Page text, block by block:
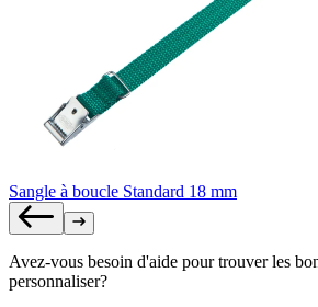
Sangle à boucle Standard 18 mm
Avez-vous besoin d'aide pour trouver les
personnaliser?